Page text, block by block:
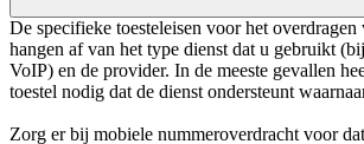
De specifieke toesteleisen voor het overdragen
hangen af van het type dienst dat u gebruikt
VoIP) en de provider. In de meeste gevallen
toestel nodig dat de dienst ondersteunt
Zorg er bij mobiele nummeroverdracht voor